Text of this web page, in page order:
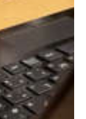
閉じる
方